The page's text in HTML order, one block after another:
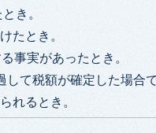
き。
たとき。
事実があったとき。
して税額が確定した場合
れるとき。